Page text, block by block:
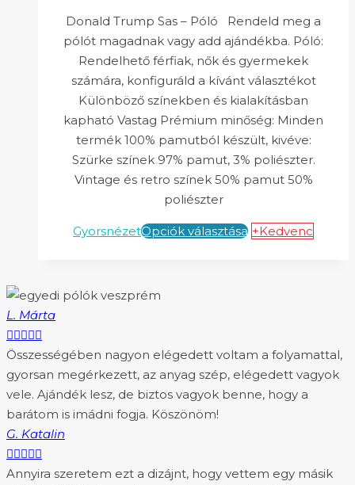
Donald Trump Sas – Póló Rendeld meg a
pólót magadnak vagy add ajándékba. Póló:
Rendelhető férfiak, nők és gyermekek
számára, konfiguráld a kívánt választékot
Különböző színekben és kialakításban
kapható Vastag Prémium minőség: Minden
termék 100% pamutból készült, kivéve:
Szürke színek 97% pamut, 3% poliészter.
Vintage és retro színek 50% pamut 50%
poliészter
GyorsnézetOpciók választása +Kedvenc
L. Márta

Összességében nagyon elégedett voltam a folyamattal,
gyorsan megérkezett, az anyag szép, elégedett vagyok
vele. Ajándék lesz, de biztos vagyok benne, hogy a
barátom is imádni fogja. Köszönöm!
G. Katalin

Annyira szeretem ezt a dizájnt, hogy vettem egy másik